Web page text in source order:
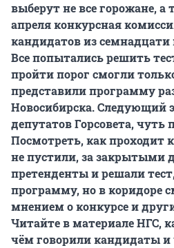
выберут не все горожане, а
апреля конкурсная
кандидатов из семнадцати
Все попытались решить
пройти порог смогли
представили программу
Новосибирска. Следующий
депутатов Горсовета, чуть
Посмотреть, как проходит
не пустили, за закрытыми
претенденты и решали
программу, но в коридоре
мнением о конкурсе и
Читайте в материале НГС,
чём говорили кандидаты и